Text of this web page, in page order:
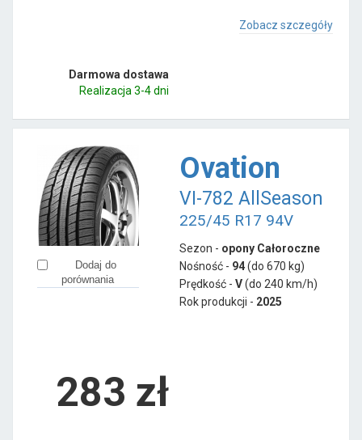
Zobacz szczegóły
Darmowa dostawa
Realizacja 3-4 dni
Dodaj do
porównania
Ovation
VI-782 AllSeason
225/45 R17 94V
Sezon - opony Całoroczne
Nośność - 94(do 670 kg)
Prędkość - V(do 240 km/h)
Rok produkcji - 2025
283 zł